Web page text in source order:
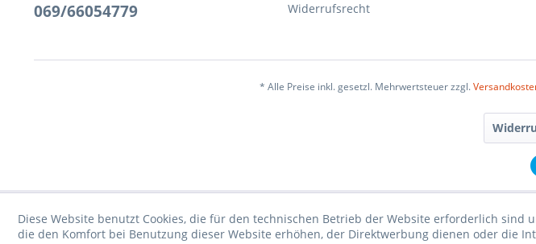
069/66054779
Widerrufsrecht
* Alle Preise inkl. gesetzl. Mehrwertsteuer zzgl.
Diese Website benutzt Cookies, die für den technischen Betrieb der Website erforderlich sind
die den Komfort bei Benutzung dieser Website erhöhen, der Direktwerbung dienen oder die